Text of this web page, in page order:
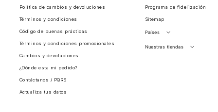
Política de cambios y devoluciones
Términos y condiciones
Código de buenas prácticas
Términos y condiciones promocionales
Cambios y devoluciones
¿Dónde esta mi pedido?
Contáctanos / PQRS
Actualiza tus datos
Programa de fidelización
Sitemap
Países
Perú
Nuestras tiendas